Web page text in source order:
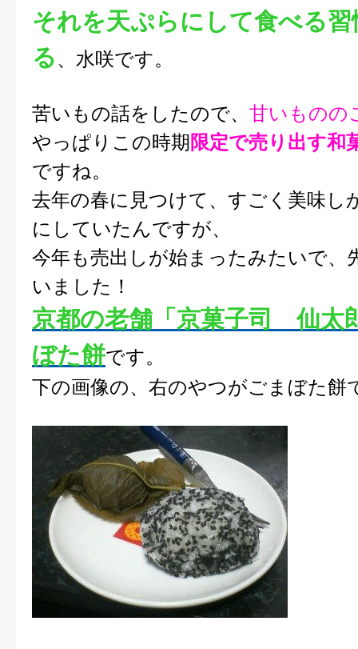
それを天ぷらにして食べる
る、水咲です。
苦いもの話をしたので、 甘いものの
やっぱりこの時期 限定で売り出す和
ですね。
去年の春に見つけて、すごく美味し
にしていたんですが、
今年も売出しが始まったみたいで、
いました！
京都の老舗「京菓子司 仙太
ぼた餅です。
下の画像の、右のやつがごまぼた餅